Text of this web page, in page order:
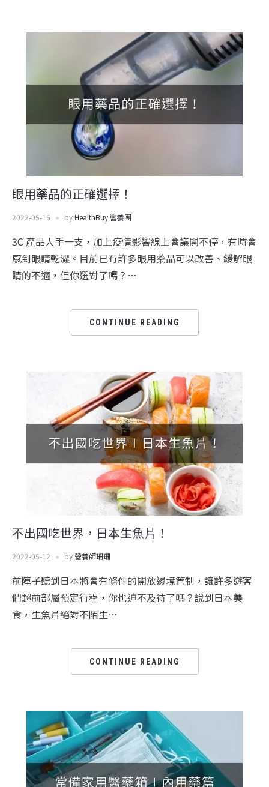
眼用藥品的正確選擇！
2022-05-16 byHealthBuy 營養團
3C 產品人手一支，加上疫情影響線上會議開不停，有時會
感到眼睛乾澀。目前已有許多眼用藥品可以改善、緩解眼
睛的不適，但你選對了嗎？…
CONTINUE READING
不出國吃世界，日本生魚片！
2022-05-12 by營養師珊珊
前陣子聽到日本將會有條件的開放邊境管制，讓許多遊客
們超前部屬預定行程，你也迫不及待了嗎？說到日本美
食，生魚片絕對不陌生…
CONTINUE READING